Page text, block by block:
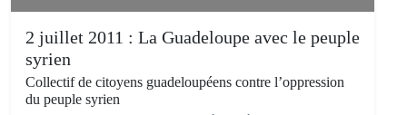
2 juillet 2011 : La Guadeloupe avec le peuple
syrien
Collectif de citoyens guadeloupéens contre l’oppression
du peuple syrien